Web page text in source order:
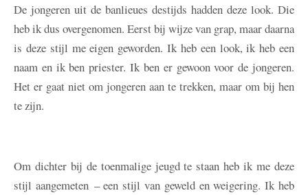
De jongeren uit de banlieues destijds hadden deze look. Die
heb ik dus overgenomen. Eerst bij wijze van grap, maar daarna
is deze stijl me eigen geworden. Ik heb een look, ik heb een
naam en ik ben priester. Ik ben er gewoon voor de jongeren.
Het er gaat niet om jongeren aan te trekken, maar om bij hen
te zijn.
Om dichter bij de toenmalige jeugd te staan heb ik me deze
stijl aangemeten – een stijl van geweld en weigering. Ik heb